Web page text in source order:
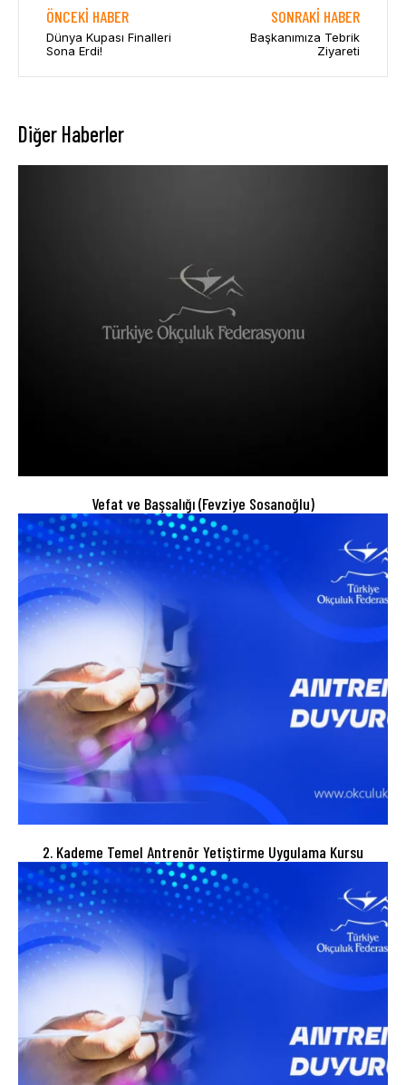
ÖNCEKI HABER
Dünya Kupası Finalleri
Sona Erdi!
SONRAKI HABER
Başkanımıza Tebrik
Ziyareti
Diğer Haberler
Vefat ve Başsalığı (Fevziye Sosanoğlu)
2. Kademe Temel Antrenör Yetiştirme Uygulama Kursu